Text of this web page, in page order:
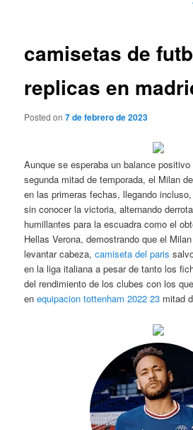
camisetas de
replicas en
Posted on7 de febrero de 2023
Aunque se esperaba un balance
segunda mitad de temporada, el Milan
en las primeras fechas, llegando
sin conocer la victoria, alternando
humillantes para la escuadra como el
Hellas Verona, demostrando que el
levantar cabeza,camiseta del paris
en la liga italiana a pesar de tanto los
del rendimiento de los clubes con los
enequipacion tottenham 2022 23 mitad